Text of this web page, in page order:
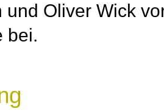
und Oliver Wick
bei.